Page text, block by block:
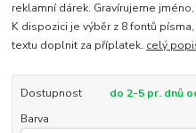
reklamní dárek. Gravírujeme
K dispozici je výběr z 8 fontů
textu doplnit za příplatek. celý
Dostupnost
do 2-5 pr. dnů
Barva